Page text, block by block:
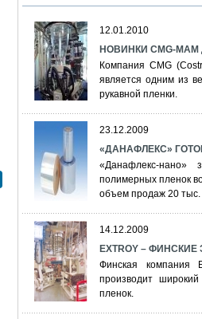
12.01.2010
НОВИНКИ CMG-
Компания CMG
является одним из
рукавной пленки.
23.12.2009
«ДАНАФЛЕКС»
«Данафлекс-нано»
полимерных пленок
объем продаж 20 тыс.
14.12.2009
EXTROY –
Финская компания
производит
пленок.